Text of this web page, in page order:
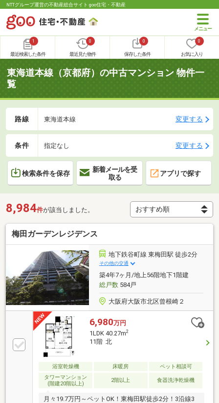
NTTグループ運営の不動産総合サイト goo住宅・不動産
1
最近検索した条件
0
最近見た物件
0
保存した条件
0
お気に入り
東海道本線（京都府）の中古マンション 物件一
覧
路線 東海道本線 変更する
条件 指定なし 変更する
検索条件を保存
新着メールを受
取る
アプリで探す
8,984件が該当しました。
梅田ガーデンレジデンス
地下鉄谷町線 東梅田駅 徒歩2分
その他の交通
築4年7ヶ月/地上56階地下1階建
総戸数584戸
大阪府大阪市北区曾根崎２
6,980万円
1LDK 40.27m2
11階 北
浴室乾燥機 床暖房
ペット相談可
タワーマンション
(階建20階以上)
2階以上 食器洗浄乾燥機
月々19.7万円～ペットOK！東梅田駅徒歩2分！3沿線3